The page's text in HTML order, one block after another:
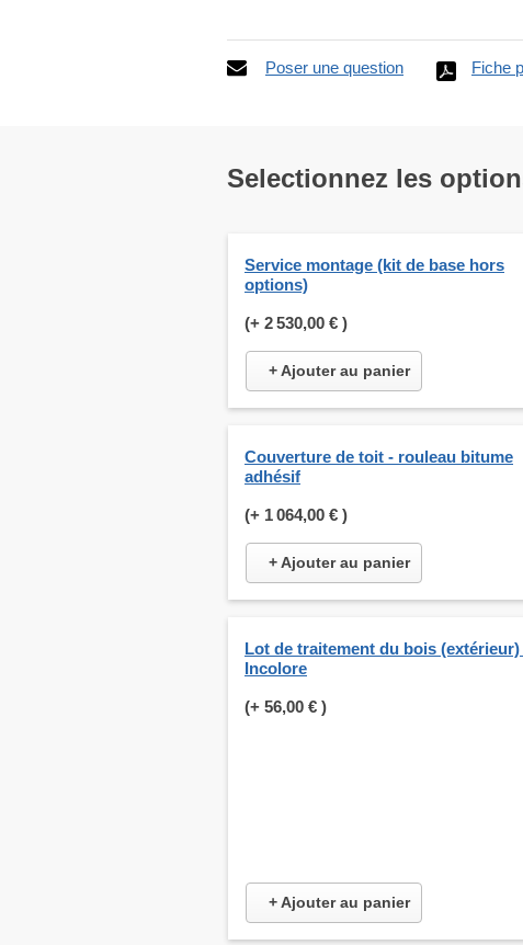
Poser une question Fiche
Selectionnez les
Service montage (kit de base hors
options)
(+ 2 530,00 € )
+ Ajouter au panier
Couverture de toit - rouleau bitume
adhésif
(+ 1 064,00 € )
+ Ajouter au panier
Lot de traitement du bois (extérieur)
Incolore
(+ 56,00 € )
+ Ajouter au panier